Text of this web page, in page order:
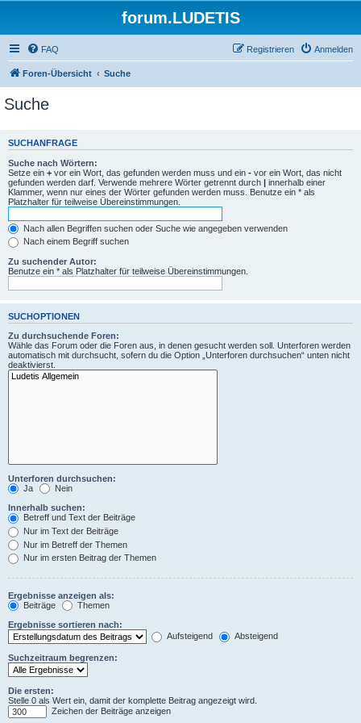
forum.LUDETIS
FAQ Anmelden
Registrieren
Foren-Übersicht Suche
Suche
SUCHANFRAGE
Suche nach Wörtern:
Setze ein + vor ein Wort, das gefunden werden muss und ein - vor ein Wort, das nicht
gefunden werden darf. Verwende mehrere Wörter getrennt durch | innerhalb einer
Klammer, wenn nur eines der Wörter gefunden werden muss. Benutze ein * als
Platzhalter für teilweise Übereinstimmungen.
Nach allen Begriffen suchen oder Suche wie angegeben verwenden
Nach einem Begriff suchen
Zu suchender Autor:
Benutze ein * als Platzhalter für teilweise Übereinstimmungen.
SUCHOPTIONEN
Zu durchsuchende Foren:
Wähle das Forum oder die Foren aus, in denen gesucht werden soll. Unterforen werden
automatisch mit durchsucht, sofern du die Option „Unterforen durchsuchen“ unten nicht
deaktivierst.
Unterforen durchsuchen:
Ja
Nein
Innerhalb suchen:
Betreff und Text der Beiträge
Nur im Text der Beiträge
Nur im Betreff der Themen
Nur im ersten Beitrag der Themen
Ergebnisse anzeigen als:
Beiträge
Themen
Ergebnisse sortieren nach:
Aufsteigend
Absteigend
Suchzeitraum begrenzen:
Die ersten:
Stelle 0 als Wert ein, damit der komplette Beitrag angezeigt wird.
Zeichen der Beiträge anzeigen